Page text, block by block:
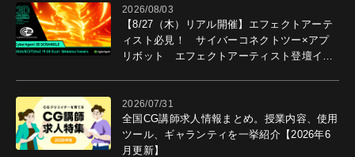
2026/08/03
【8/27（木）リアル開催】エフェクトアーテ
ィスト必見！ サイバーコネクトツー×アプ
リボット エフェクトアーティスト登壇イベ
2026/07/31
全国CG講師求人情報まとめ。授業内容、使用
ツール、ギャランティを一挙紹介【2026年6
月更新】